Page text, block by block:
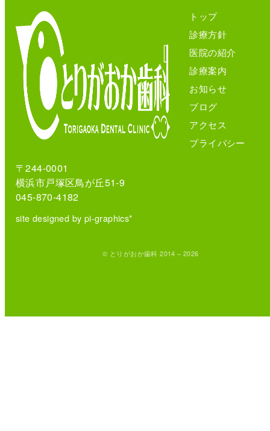
〒244-0001
横浜市戸塚区鳥が丘51-9
045-870-4182
site designed by pi-graphics*
トップ
診療方針
医院の紹介
診療案内
お知らせ
ブログ
アクセス
プライバシー
© とりがおか歯科 2014 – 2026